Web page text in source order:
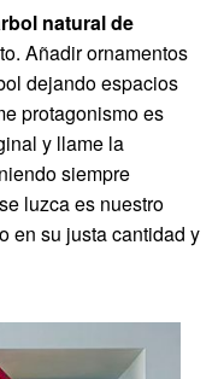
natural de
Añadir ornamentos
dejando espacios
protagonismo es
y llame la
siempre
luzca es nuestro
en su justa cantidad y